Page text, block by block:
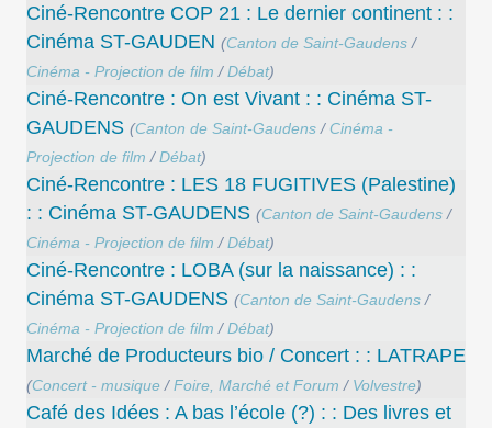
Ciné-Rencontre COP 21 : Le dernier continent : :
Cinéma ST-GAUDEN (Canton de Saint-Gaudens /
Cinéma - Projection de film /Débat)
Ciné-Rencontre : On est Vivant : : Cinéma ST-
GAUDENS (Canton de Saint-Gaudens / Cinéma -
Projection de film /Débat)
Ciné-Rencontre : LES 18 FUGITIVES (Palestine)
: : Cinéma ST-GAUDENS (Canton de Saint-Gaudens /
Cinéma - Projection de film /Débat)
Ciné-Rencontre : LOBA (sur la naissance) : :
Cinéma ST-GAUDENS (Canton de Saint-Gaudens /
Cinéma - Projection de film /Débat)
Marché de Producteurs bio / Concert : : LATRAPE
(Concert - musique /Foire, Marché et Forum / Volvestre)
Café des Idées : A bas l’école (?) : : Des livres et